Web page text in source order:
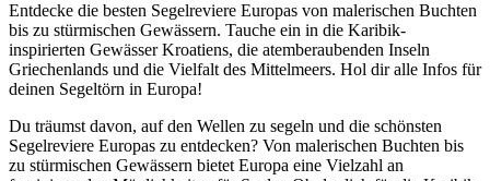
Entdecke die besten Segelreviere Europas von malerischen Buchten
bis zu stürmischen Gewässern. Tauche ein in die Karibik-
inspirierten Gewässer Kroatiens, die atemberaubenden Inseln
Griechenlands und die Vielfalt des Mittelmeers. Hol dir alle Infos für
deinen Segeltörn in Europa!
Du träumst davon, auf den Wellen zu segeln und die schönsten
Segelreviere Europas zu entdecken? Von malerischen Buchten bis
zu stürmischen Gewässern bietet Europa eine Vielzahl an